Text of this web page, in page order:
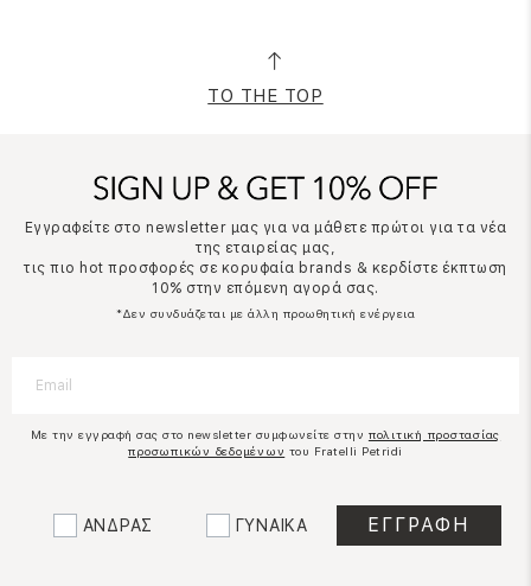
TO THE TOP
Εγγραφείτε στο newsletter μας για να μάθετε πρώτοι για τα νέα
της εταιρείας μας,
τις πιο hot προσφορές σε κορυφαία brands & κερδίστε έκπτωση
10% στην επόμενη αγορά σας.
*Δεν συνδυάζεται με άλλη προωθητική ενέργεια
Με την εγγραφή σας στο newsletter συμφωνείτε στην πολιτική προστασίας
προσωπικών δεδομένων του Fratelli Petridi
ΑΝΔΡΑΣ ΓΥΝΑΙΚΑ